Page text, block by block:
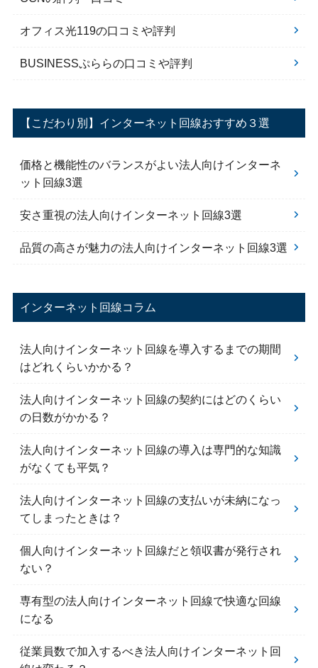
オフィス光119の口コミや評判
BUSINESSぷららの口コミや評判
【こだわり別】インターネット回線おすすめ３選
価格と機能性のバランスがよい法人向けインターネ
ット回線3選
安さ重視の法人向けインターネット回線3選
品質の高さが魅力の法人向けインターネット回線3選
インターネット回線コラム
法人向けインターネット回線を導入するまでの期間
はどれくらいかかる？
法人向けインターネット回線の契約にはどのくらい
の日数がかかる？
法人向けインターネット回線の導入は専門的な知識
がなくても平気？
法人向けインターネット回線の支払いが未納になっ
てしまったときは？
個人向けインターネット回線だと領収書が発行され
ない？
専有型の法人向けインターネット回線で快適な回線
になる
従業員数で加入するべき法人向けインターネット回